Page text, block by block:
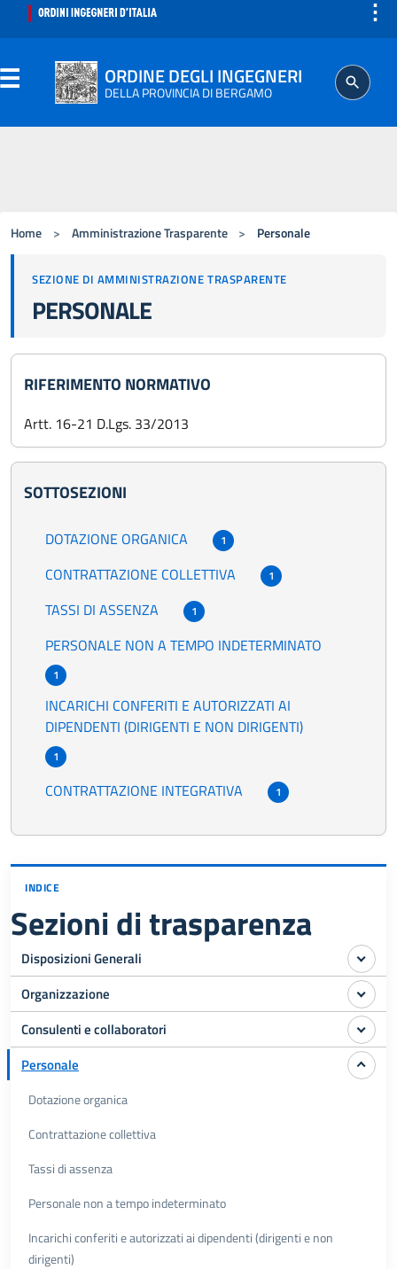
⋮
ORDINE DEGLI INGEGNERI
DELLA PROVINCIA DI BERGAMO
PROFESSIONE
AGGIORNAMENTO PROFESSIONALE
Home > Amministrazione Trasparente > Personale
SEZIONE DI AMMINISTRAZIONE TRASPARENTE
PERSONALE
RIFERIMENTO NORMATIVO
Artt. 16-21 D.Lgs. 33/2013
SOTTOSEZIONI
DOTAZIONE ORGANICA 1
CONTRATTAZIONE COLLETTIVA 1
TASSI DI ASSENZA 1
PERSONALE NON A TEMPO INDETERMINATO
1
INCARICHI CONFERITI E AUTORIZZATI AI
DIPENDENTI (DIRIGENTI E NON DIRIGENTI)
1
CONTRATTAZIONE INTEGRATIVA 1
INDICE
Sezioni di trasparenza
Disposizioni Generali
Organizzazione
Consulenti e collaboratori
Personale
Dotazione organica
Contrattazione collettiva
Tassi di assenza
Personale non a tempo indeterminato
Incarichi conferiti e autorizzati ai dipendenti (dirigenti e non
dirigenti)